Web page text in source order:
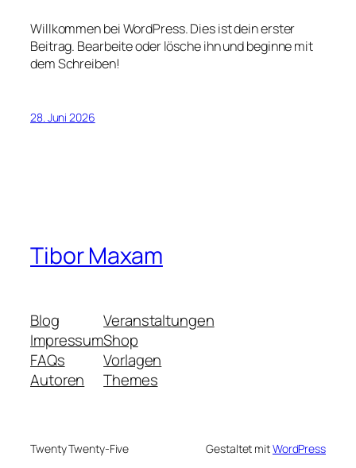
Willkommen bei WordPress. Dies ist dein erster
Beitrag. Bearbeite oder lösche ihn und beginne mit
dem Schreiben!
28. Juni 2026
Tibor Maxam
Blog
Impressum
FAQs
Autoren
Veranstaltungen
Shop
Vorlagen
Themes
Twenty Twenty-Five Gestaltet mitWordPress